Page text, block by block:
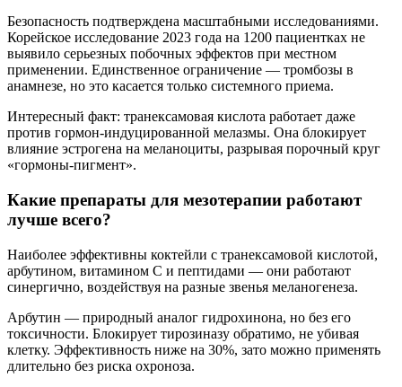
Безопасность подтверждена масштабными исследованиями.
Корейское исследование 2023 года на 1200 пациентках не
выявило серьезных побочных эффектов при местном
применении. Единственное ограничение — тромбозы в
анамнезе, но это касается только системного приема.
Интересный факт: транексамовая кислота работает даже
против гормон-индуцированной мелазмы. Она блокирует
влияние эстрогена на меланоциты, разрывая порочный круг
«гормоны-пигмент».
Какие препараты для мезотерапии работают
лучше всего?
Наиболее эффективны коктейли с транексамовой кислотой,
арбутином, витамином С и пептидами — они работают
синергично, воздействуя на разные звенья меланогенеза.
Арбутин — природный аналог гидрохинона, но без его
токсичности. Блокирует тирозиназу обратимо, не убивая
клетку. Эффективность ниже на 30%, зато можно применять
длительно без риска охроноза.